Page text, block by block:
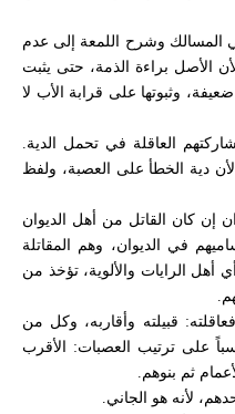
المسالك وشرح اللمعة إلى عدم
الأصل براءة الذمة، حتى يثبت
وثبوتها على قرابة الأب لا
العاقلة في تحمل الدية.
دية الخطأ على العصبة، ولفظ
إن كان القاتل من أهل الديوان
في الديوان، وهم المقاتلة
أهل الرايات والألوية، تؤخذ من
قبيلته وأقاربه، وكل من
على ترتيب العصبات: الأقرب
ثم بنوهم.
لأنه هو الجاني.